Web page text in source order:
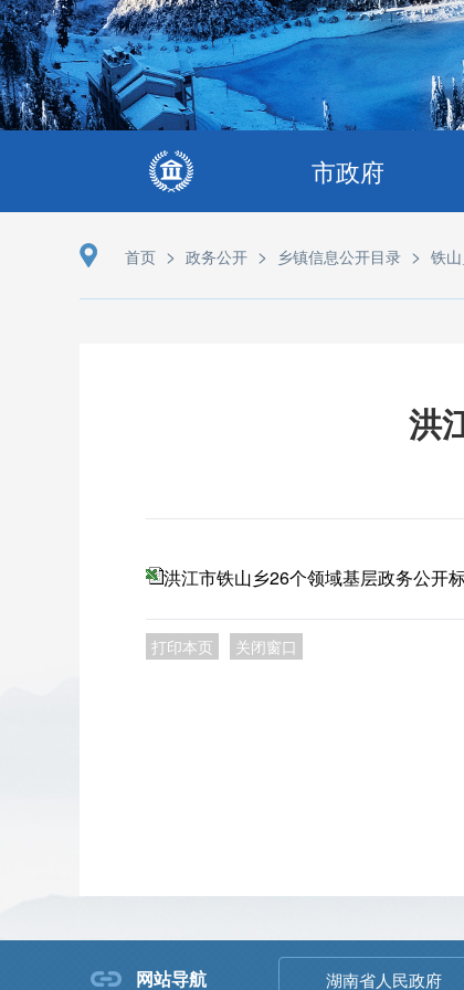
市政府
首页 > 政务公开 > 乡镇信息公开目录 > 铁
洪
洪江市铁山乡26个领域基层政务公开
打印本页 关闭窗口
网站导航 湖南省人民政府